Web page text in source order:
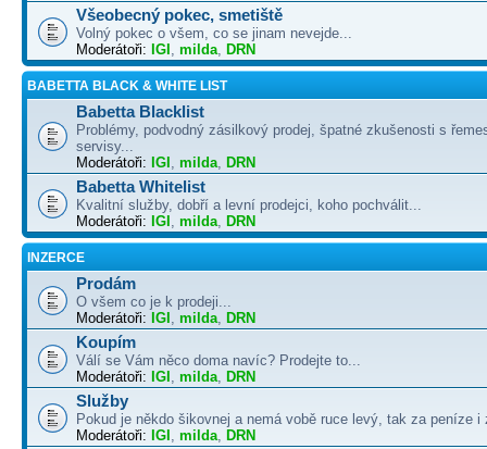
Všeobecný pokec, smetiště
Volný pokec o všem, co se jinam nevejde...
Moderátoři: IGI , milda, DRN
BABETTA BLACK & WHITE LIST
Babetta Blacklist
Problémy, podvodný zásilkový prodej, špatné zkušenosti s
servisy...
Moderátoři: IGI , milda, DRN
Babetta Whitelist
Kvalitní služby, dobří a levní prodejci, koho pochválit...
Moderátoři: IGI , milda, DRN
INZERCE
Prodám
O všem co je k prodeji...
Moderátoři: IGI , milda, DRN
Koupím
Válí se Vám něco doma navíc? Prodejte to...
Moderátoři: IGI , milda, DRN
Služby
Pokud je někdo šikovnej a nemá vobě ruce levý, tak za peníze i
Moderátoři: IGI , milda, DRN